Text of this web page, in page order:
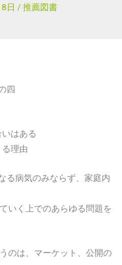
日 / 推薦図書
四
はある
理由
る病気のみならず、家庭内
く上でのあらゆる問題を
は、マーケット、公開の